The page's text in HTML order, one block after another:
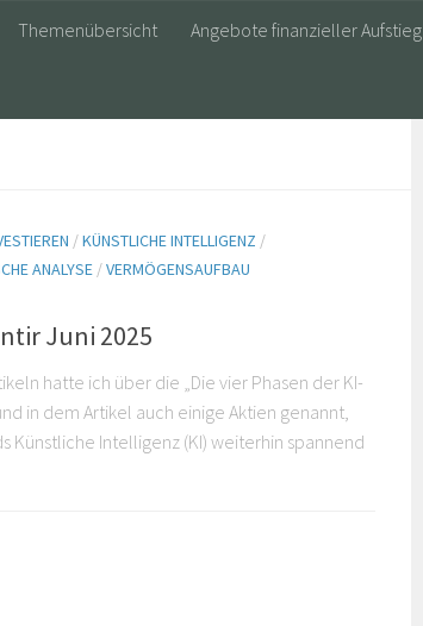
Themenübersicht Angebote finanzieller Aufstieg
/KÜNSTLICHE INTELLIGENZ /
ANALYSE /VERMÖGENSAUFBAU
Juni 2025
hatte ich über die „Die vier Phasen der KI-
in dem Artikel auch einige Aktien genannt,
Künstliche Intelligenz (KI) weiterhin spannend